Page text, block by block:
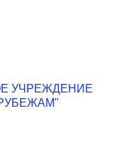
УЧРЕЖДЕНИЕ